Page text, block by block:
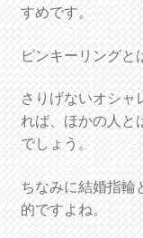
すめです。
ピンキーリングと
さりげないオシャ
れば、ほかの人と
でしょう。
ちなみに結婚指輪
的ですよね。